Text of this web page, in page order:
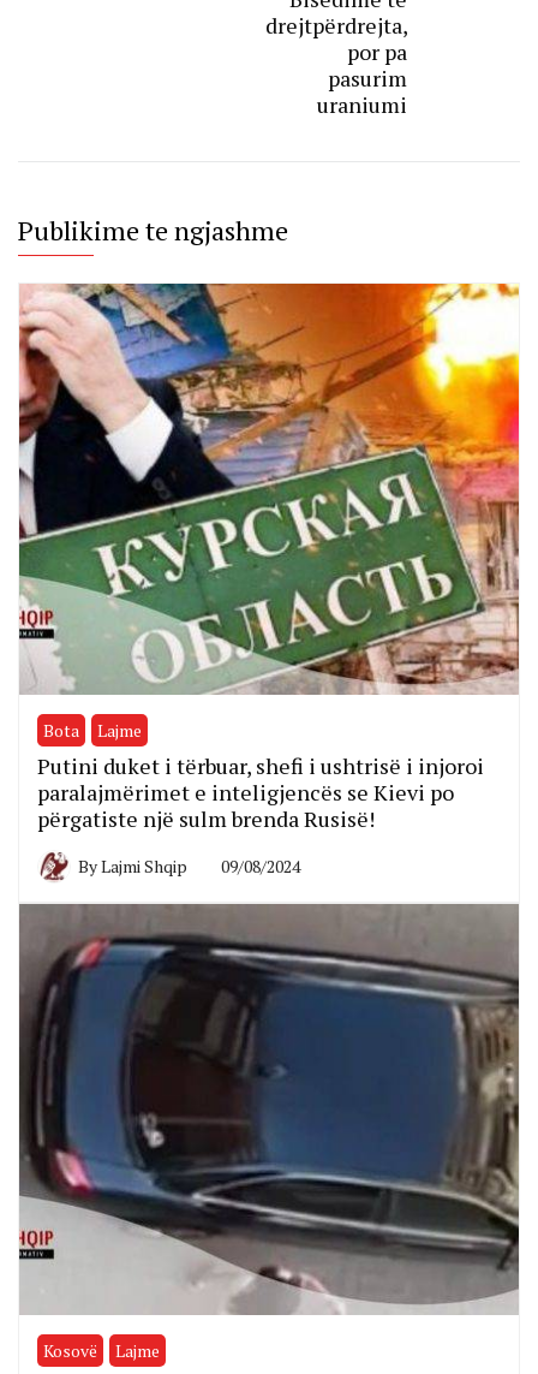
drejtpërdrejta,
por pa
pasurim
uraniumi
Publikime te ngjashme
Bota Lajme
Putini duket i tërbuar, shefi i ushtrisë i injoroi
paralajmërimet e inteligjencës se Kievi po
përgatiste një sulm brenda Rusisë!
ByLajmi Shqip 09/08/2024
Kosovë Lajme